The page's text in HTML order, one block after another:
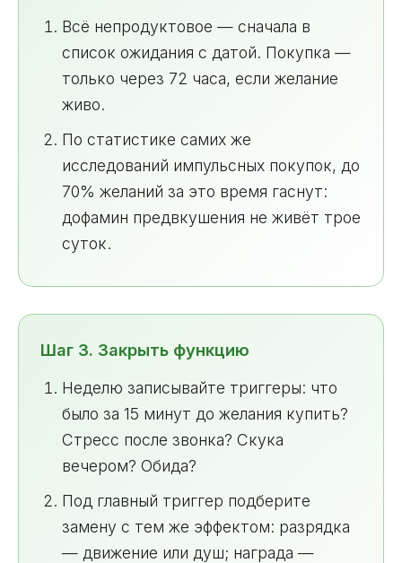
Всё непродуктовое — сначала в
список ожидания с датой. Покупка —
только через 72 часа, если желание
живо.
По статистике самих же
исследований импульсных покупок, до
70% желаний за это время гаснут:
дофамин предвкушения не живёт трое
суток.
Шаг 3. Закрыть функцию
Неделю записывайте триггеры: что
было за 15 минут до желания купить?
Стресс после звонка? Скука
вечером? Обида?
Под главный триггер подберите
замену с тем же эффектом: разрядка
— движение или душ; награда —